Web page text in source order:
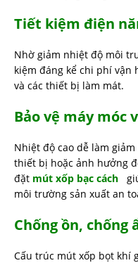
Tiết kiệm điện
Nhờ giảm nhiệt độ môi
kiệm đáng kể chi phí vận
và các thiết bị làm mát.
Bảo vệ máy móc
Nhiệt độ cao dễ làm
thiết bị hoặc ảnh hưởng
đặt mút xốp bạc cách
môi trường sản xuất an
Chống ồn, chống
Cấu trúc mút xốp bọt khí